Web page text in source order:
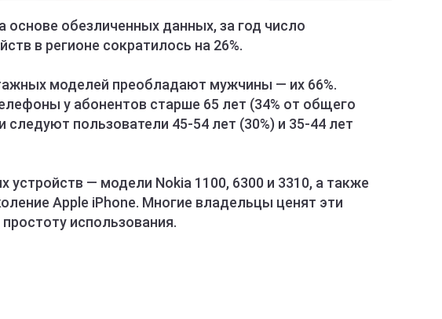
основе обезличенных данных, за год число
в регионе сократилось на 26%.
моделей преобладают мужчины — их 66%.
у абонентов старше 65 лет (34% от общего
следуют пользователи 45-54 лет (30%) и 35-44 лет
устройств — модели Nokia 1100, 6300 и 3310, а также
Apple iPhone. Многие владельцы ценят эти
использования.